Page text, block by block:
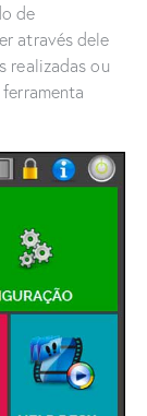
de
através dele
realizadas ou